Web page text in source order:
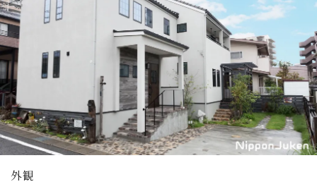
外観